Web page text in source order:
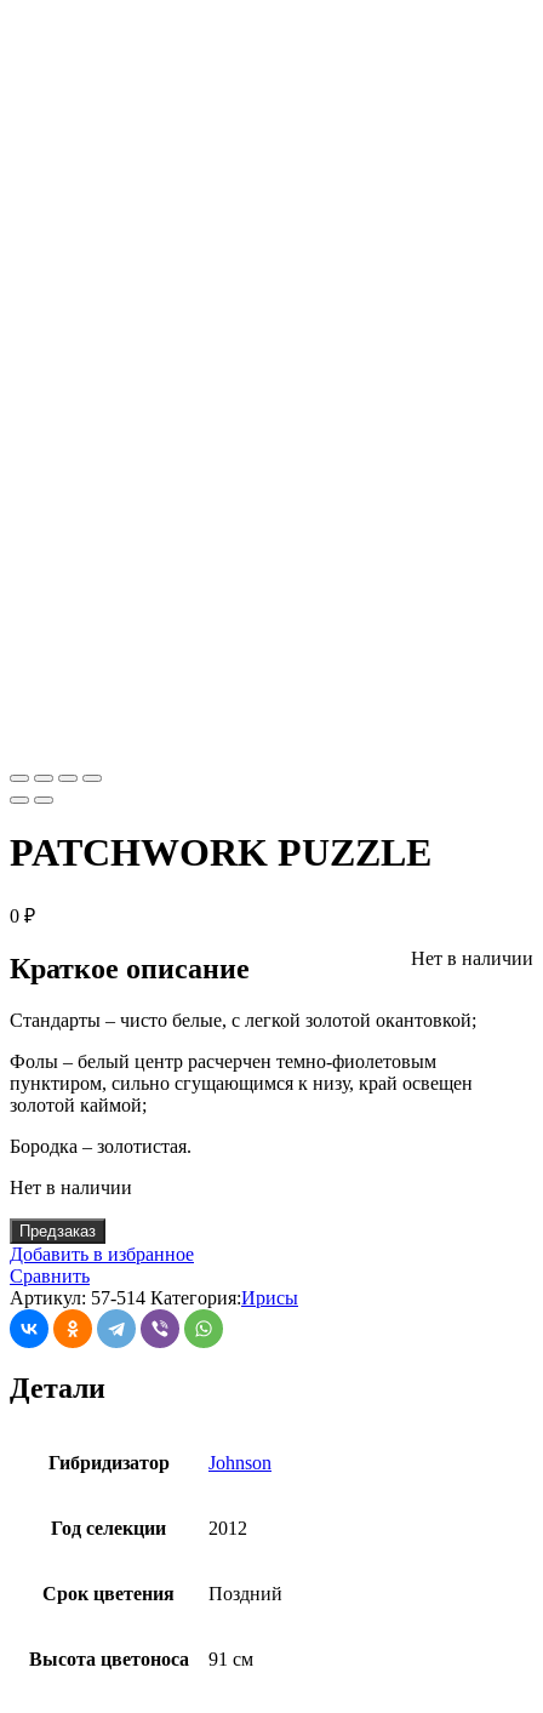
PATCHWORK PUZZLE
0 ₽
Нет в наличии
Краткое описание
Стандарты – чисто белые, с легкой золотой окантовкой;
Фолы – белый центр расчерчен темно-фиолетовым
пунктиром, сильно сгущающимся к низу, край освещен
золотой каймой;
Бородка – золотистая.
Нет в наличии
Предзаказ
Добавить в избранное
Сравнить
Артикул: 57-514 Категория:Ирисы
Детали
Гибридизатор Johnson
Год селекции 2012
Срок цветения Поздний
Высота цветоноса 91 см